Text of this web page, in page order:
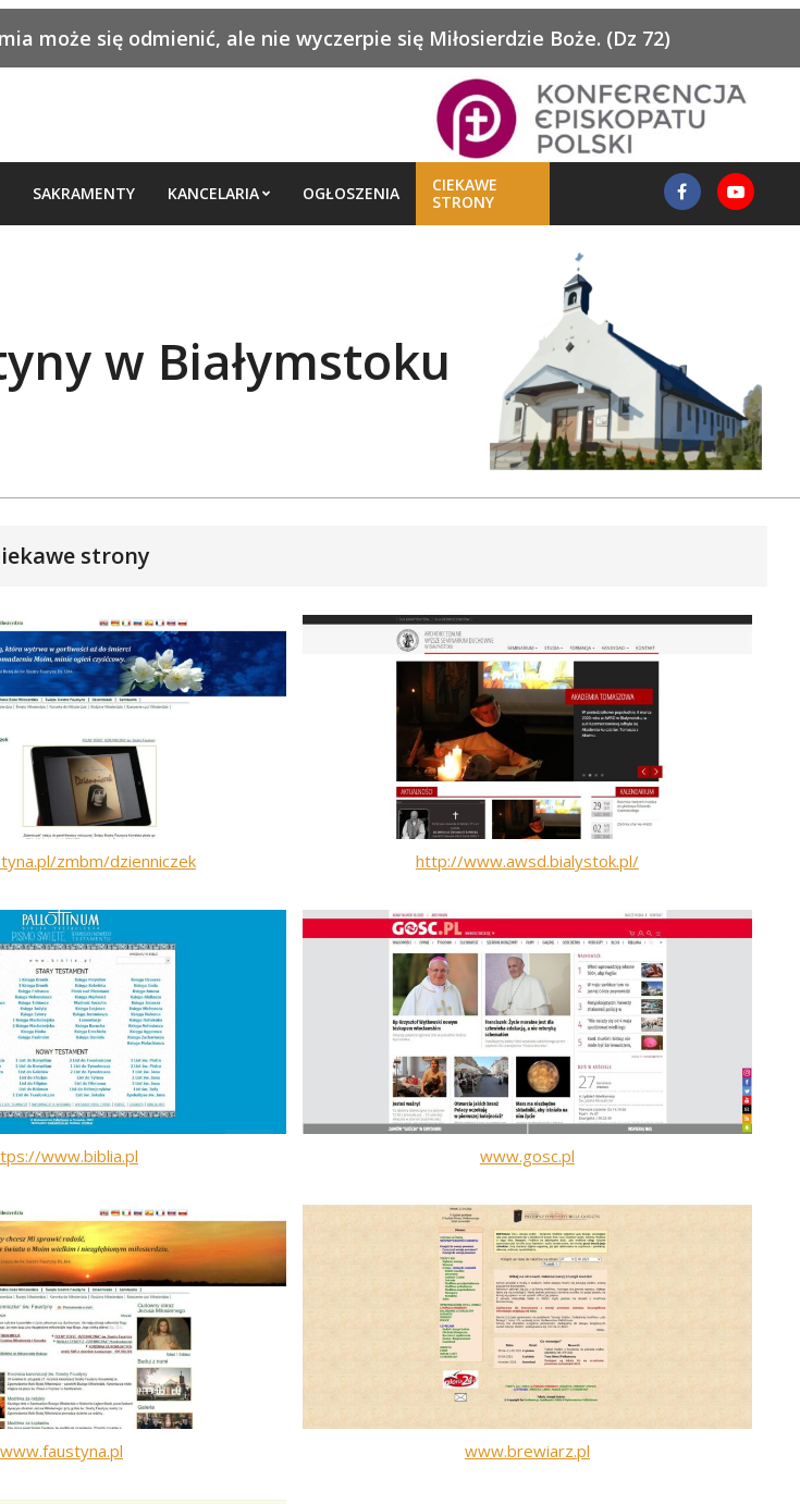
może się odmienić, ale nie wyczerpie się Miłosierdzie Boże. (Dz 72)
SAKRAMENTY KANCELARIA OGŁOSZENIA
CIEKAWE
STRONY
w Białymstoku
strony
zmbm/dzienniczek http://www.awsd.bialystok.pl/
www.biblia.pl www.gosc.pl
www.faustyna.pl www.brewiarz.pl